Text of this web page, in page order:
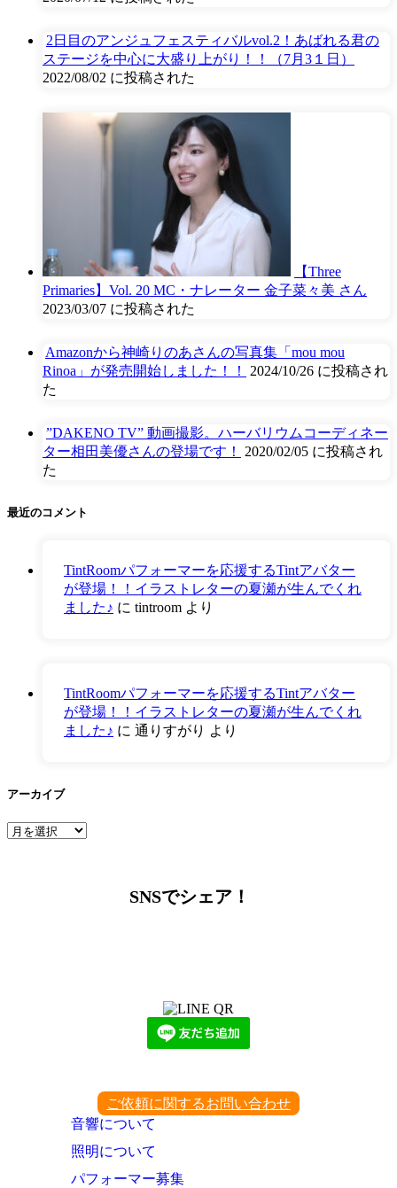
2日目のアンジュフェスティバルvol.2！あばれる君の
ステージを中心に大盛り上がり！！（7月3１日）
2022/08/02 に投稿された
【Three
Primaries】Vol. 20 MC・ナレーター 金子菜々美 さん
2023/03/07 に投稿された
Amazonから神崎りのあさんの写真集「mou mou
Rinoa」が発売開始しました！！
2024/10/26 に投稿され
た
”DAKENO TV” 動画撮影。ハーバリウムコーディネー
ター相田美優さんの登場です！
2020/02/05 に投稿され
た
最近のコメント
TintRoomパフォーマーを応援するTintアバター
が登場！！イラストレターの夏瀬が生んでくれ
ました♪ に tintroom より
TintRoomパフォーマーを応援するTintアバター
が登場！！イラストレターの夏瀬が生んでくれ
ました♪ に 通りすがり より
アーカイブ
ア
SNSでシェア！
ご依頼に関するお問い合わせ
音響について
照明について
パフォーマー募集